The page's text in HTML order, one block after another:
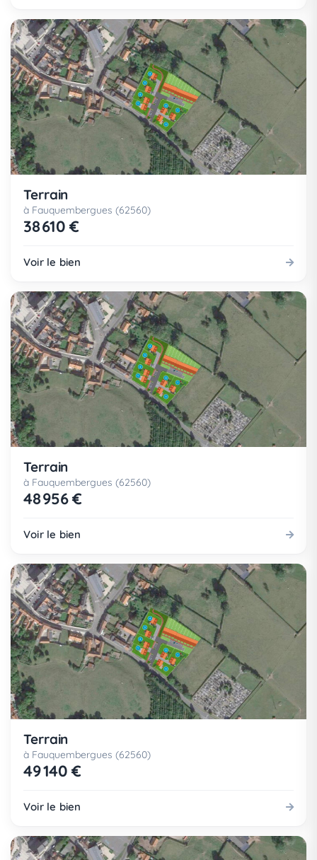
Terrain
à Fauquembergues (62560)
38 610 €
Voir le bien
Terrain
à Fauquembergues (62560)
48 956 €
Voir le bien
Terrain
à Fauquembergues (62560)
49 140 €
Voir le bien